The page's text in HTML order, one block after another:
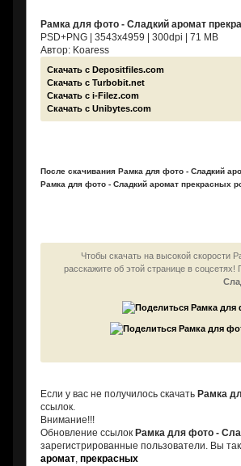
Рамка для фото - Сладкий аромат
PSD+PNG | 3543x4959 | 300dpi | 71 MB
Автор: Koaress
Скачать с Depositfiles.com
Скачать с Turbobit.net
Скачать с i-Filez.com
Скачать с Unibytes.com
После скачивания Рамка для фото - Сладкий
Рамка для фото - Сладкий аромат прекрасных
Чтобы скачать на высокой скорости
расскажите об этой странице в
Если у вас не получилось скачать Рамка
ссылок.
Внимание!!!
Обновление ссылок Рамка для фото -
зарегистрированные пользователи. Вы
аромат, прекрасных